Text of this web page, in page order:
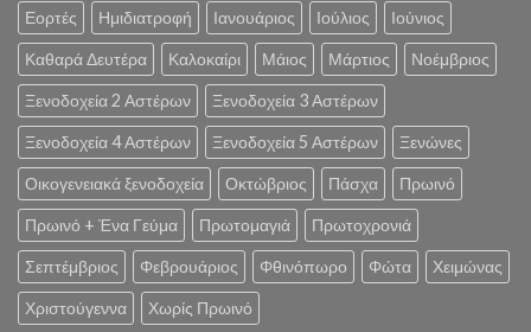
Εορτές Ημιδιατροφή Ιανουάριος Ιούλιος Ιούνιος
Καθαρά Δευτέρα Καλοκαίρι Μάιος Μάρτιος Νοέμβριος
Ξενοδοχεία 2 Αστέρων Ξενοδοχεία 3 Αστέρων
Ξενοδοχεία 4 Αστέρων Ξενοδοχεία 5 Αστέρων Ξενώνες
Οικογενειακά ξενοδοχεία Οκτώβριος Πάσχα Πρωινό
Πρωινό + Ένα Γεύμα Πρωτομαγιά Πρωτοχρονιά
Σεπτέμβριος Φεβρουάριος Φθινόπωρο Φώτα Χειμώνας
Χριστούγεννα Χωρίς Πρωινό